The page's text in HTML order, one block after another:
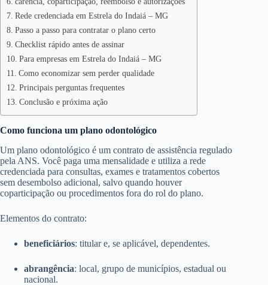
Rede credenciada em Estrela do Indaiá – MG
Passo a passo para contratar o plano certo
Checklist rápido antes de assinar
Para empresas em Estrela do Indaiá – MG
Como economizar sem perder qualidade
Principais perguntas frequentes
Conclusão e próxima ação
Como funciona um plano odontológico
Um plano odontológico é um contrato de assistência regulado
pela ANS. Você paga uma mensalidade e utiliza a rede
credenciada para consultas, exames e tratamentos cobertos
sem desembolso adicional, salvo quando houver
coparticipação ou procedimentos fora do rol do plano.
Elementos do contrato:
beneficiários: titular e, se aplicável, dependentes.
abrangência: local, grupo de municípios, estadual ou
nacional.